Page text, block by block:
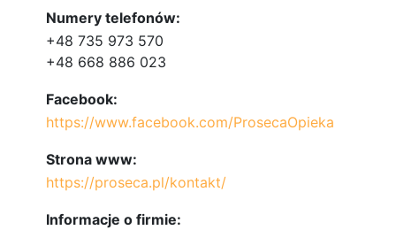
Numery telefonów:
+48 735 973 570
+48 668 886 023
Facebook:
https://www.facebook.com/ProsecaOpieka
Strona www:
https://proseca.pl/kontakt/
Informacje o firmie: